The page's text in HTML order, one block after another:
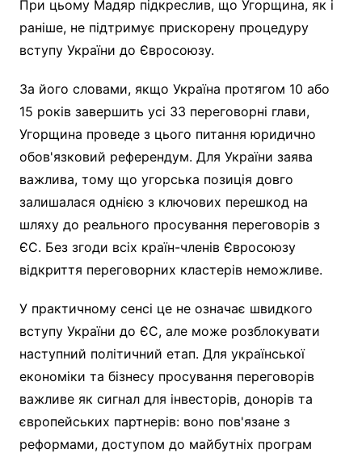
При цьому Мадяр підкреслив, що Угорщина, як і
раніше, не підтримує прискорену процедуру
вступу України до Євросоюзу.
За його словами, якщо Україна протягом 10 або
15 років завершить усі 33 переговорні глави,
Угорщина проведе з цього питання юридично
обов'язковий референдум. Для України заява
важлива, тому що угорська позиція довго
залишалася однією з ключових перешкод на
шляху до реального просування переговорів з
ЄС. Без згоди всіх країн-членів Євросоюзу
відкриття переговорних кластерів неможливе.
У практичному сенсі це не означає швидкого
вступу України до ЄС, але може розблокувати
наступний політичний етап. Для української
економіки та бізнесу просування переговорів
важливе як сигнал для інвесторів, донорів та
європейських партнерів: воно пов'язане з
реформами, доступом до майбутніх програм